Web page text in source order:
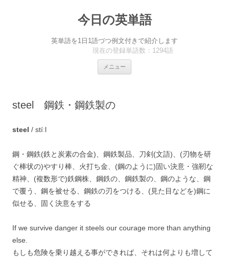
今日の英単語
英単語を1日1語づつ例文付きで紹介します
現在の登録単語数：1294語
メニュー
steel 鋼鉄・鋼鉄製の
steel / stíːl
鋼・鋼鉄(鉄と炭素の合金)、鋼鉄製品、刀剣(文語)、(刃物を研
ぐ棒状の)やすり棒、火打ち金、(鋼のように)固い決意・強靭な
精神、(複数形で)鉄鋼株、鋼鉄の、鋼鉄製の、鋼のような、鋼
で覆う、鋼を被せる、鋼鉄の刃をつける、(見た目などを)鋼に
似せる、固く決意をする
If we survive danger it steels our courage more than anything
else.
もしも危険を乗り越える事ができれば、それは何よりも増して